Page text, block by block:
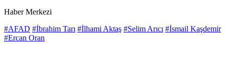
Haber Merkezi
#AFAD #İbrahim Tarı #İlhami Aktaş #Selim Arıcı #İsmail Kaşdemir
#Ercan Oran